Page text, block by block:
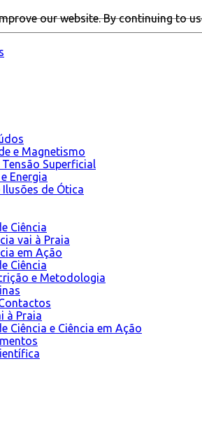
e Magnetismo
Tensão Superficial
Energia
Ilusões de Ótica
Ciência
vai à Praia
em Ação
Ciência
e Metodologia
à Praia
Ciência e Ciência em Ação
our website. By continuing to